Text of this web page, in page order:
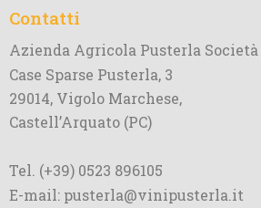
Contatti
Azienda Agricola Pusterla
Case Sparse Pusterla, 3
29014, Vigolo Marchese,
Castell’Arquato (PC)
Tel. (+39) 0523 896105
E-mail: pusterla@vinipusterla.it